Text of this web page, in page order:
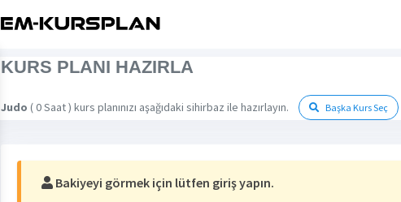
KURS PLANI HAZIRLA
Judo ( 0 Saat ) kurs planınızı aşağıdaki sihirbaz ile hazırlayın. Başka Kurs Seç
Bakiyeyi görmek için lütfen giriş yapın.